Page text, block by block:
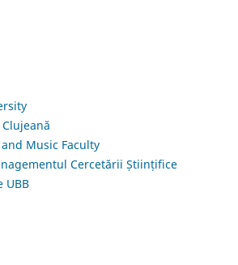
Music Faculty
Cercetării Științifice
UBB